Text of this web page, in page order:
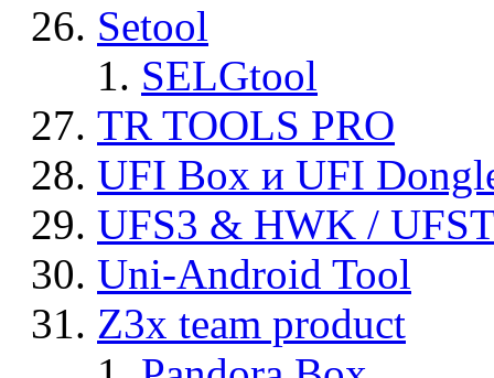
Setool
SELGtool
TR TOOLS PRO
UFI Box и UFI
UFS3 & HWK /
Uni-Android Tool
Z3x team product